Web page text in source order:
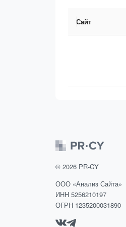
Сайт
© 2026 PR-CY
ООО «Анализ Сайта»
ИНН 5256210197
ОГРН 1235200031890